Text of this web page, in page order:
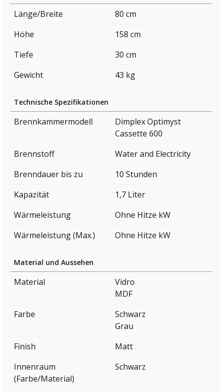
Länge/Breite
80 cm
Höhe
158 cm
Tiefe
30 cm
Gewicht
43 kg
Technische Spezifikationen
Brennkammermodell
Dimplex Optimyst
Cassette 600
Brennstoff
Water and Electricity
Brenndauer bis zu
10 Stunden
Kapazität
1,7 Liter
Wärmeleistung
Ohne Hitze kW
Wärmeleistung (Max.)
Ohne Hitze kW
Material und Aussehen
Material
Vidro
MDF
Farbe
Schwarz
Grau
Finish
Matt
Innenraum
(Farbe/Material)
Schwarz